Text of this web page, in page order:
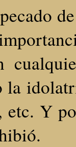
la
Y